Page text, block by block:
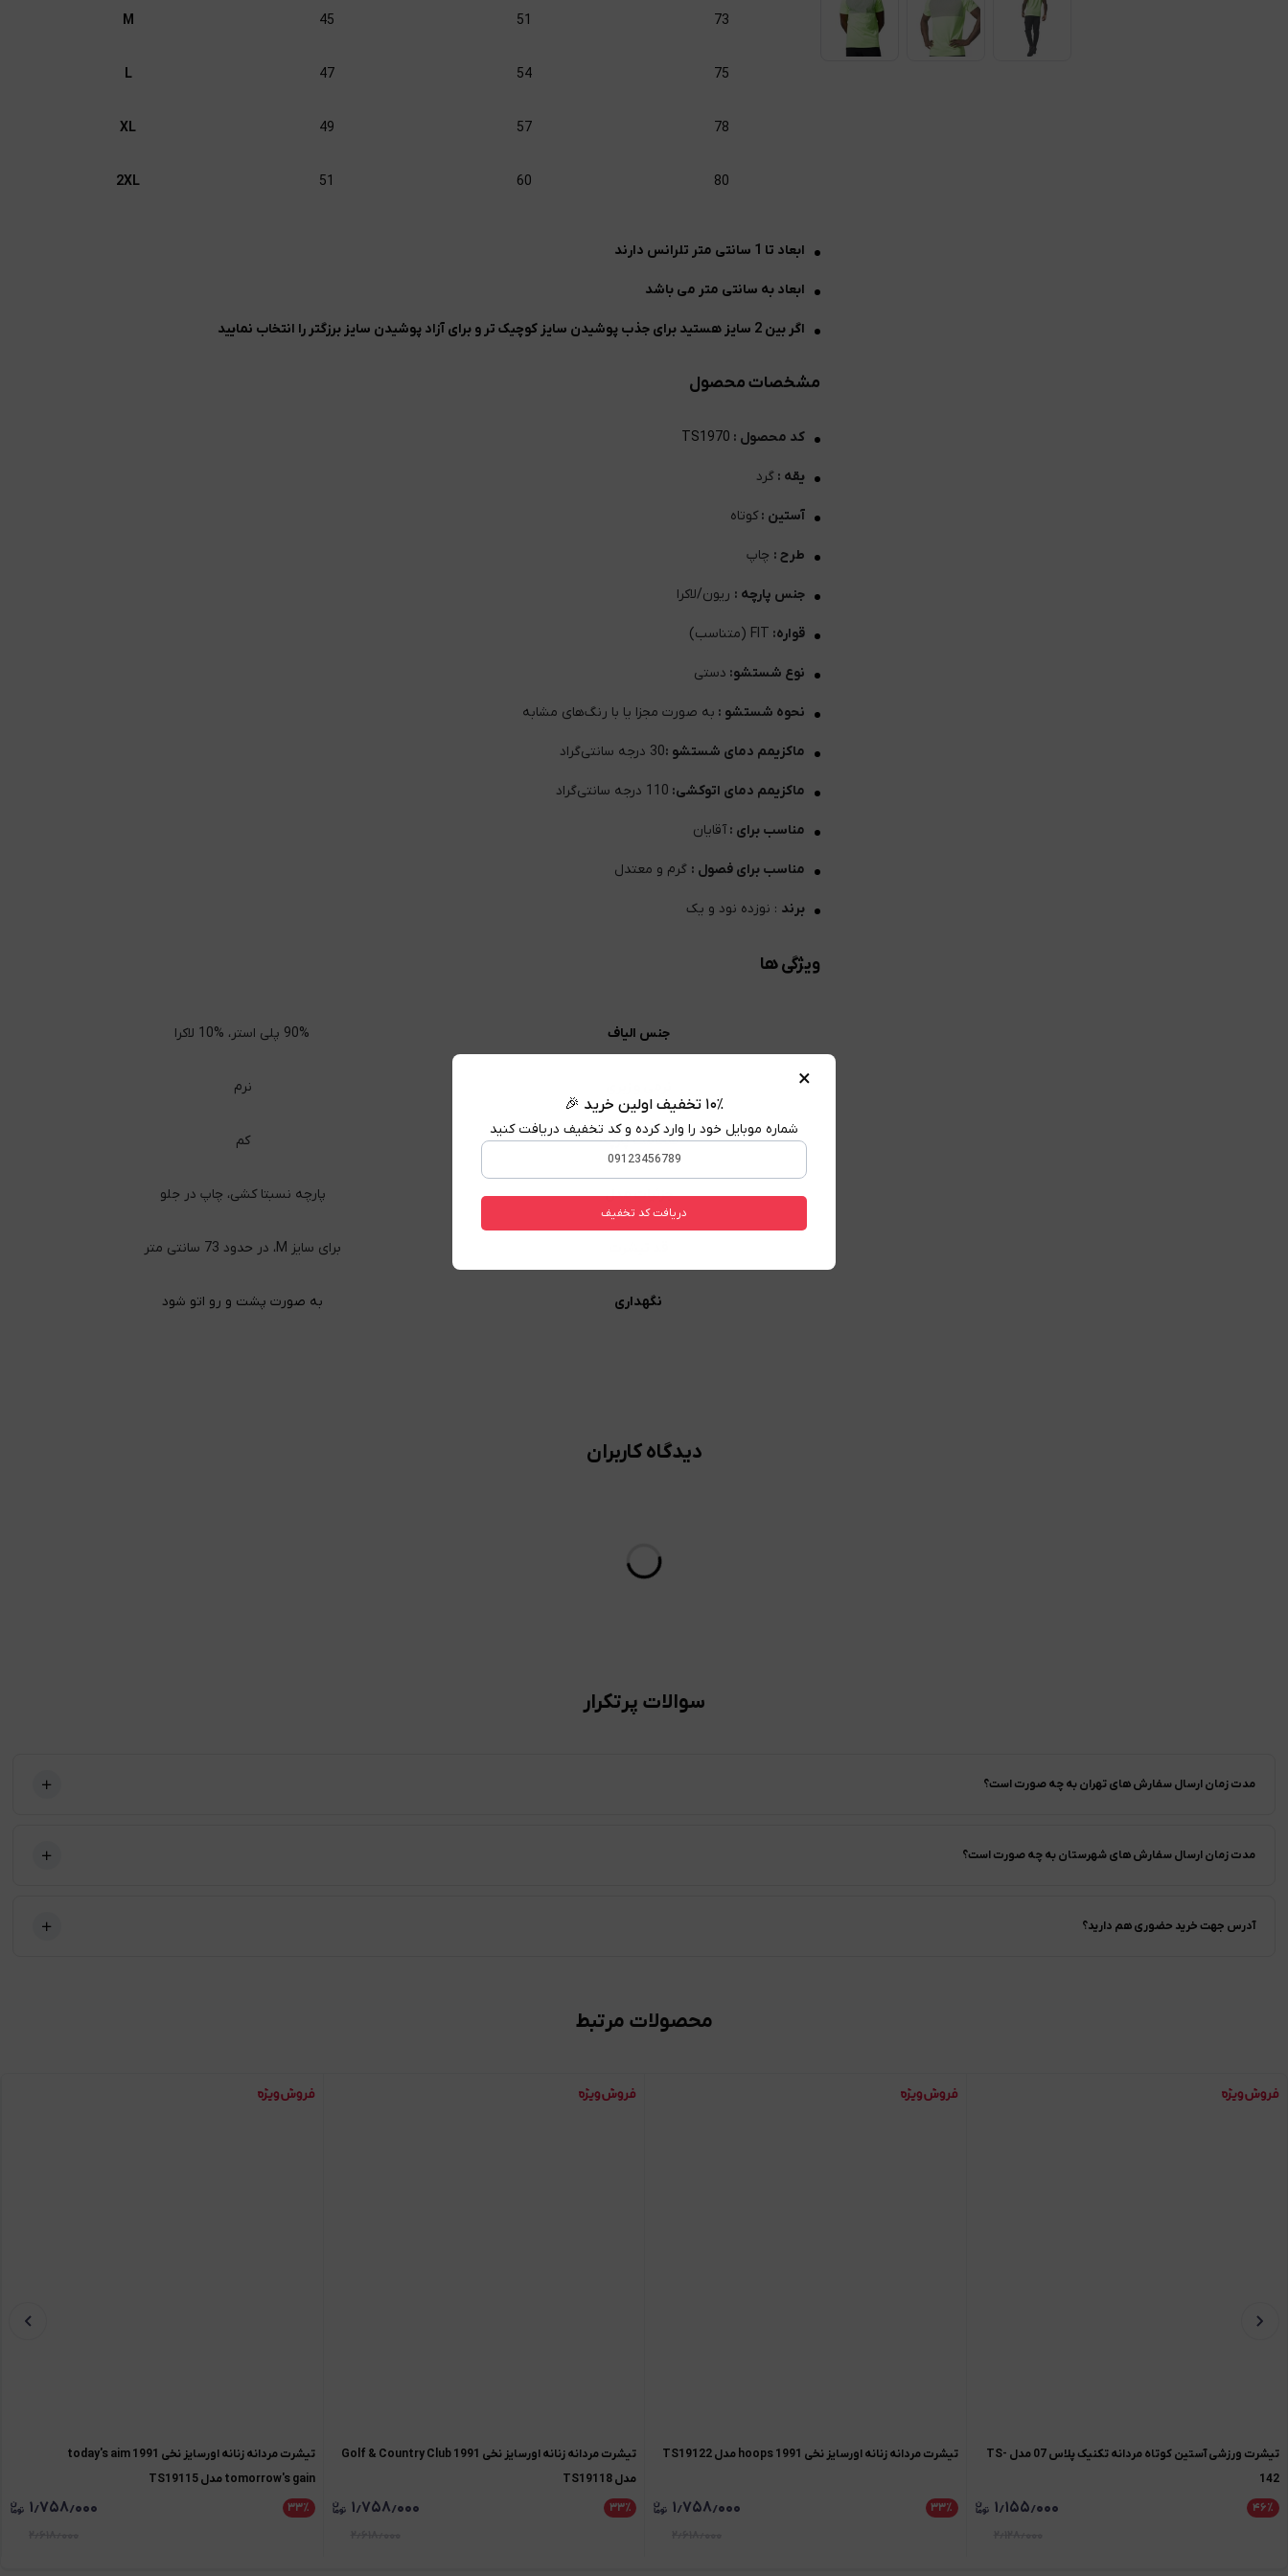
73
51
45
M
75
54
47
L
78
57
49
XL
80
60
51
2XL
ابعاد تا 1 سانتی متر تلرانس دارند
ابعاد به سانتی متر می باشد
اگر بین 2 سایز هستید برای جذب پوشیدن سایز کوچیک تر و برای آزاد پوشیدن سایز برزگتر را انتخاب نمایید
مشخصات محصول
کد محصول : TS1970
یقه : گرد
آستین :کوتاه
طرح : چاپ
جنس پارچه : ریون/لاکرا
قواره: FIT (متناسب)
نوع شستشو: دستی
نحوه شستشو : به صورت مجزا یا با رنگ‌های مشابه
ماکزیمم دمای شستشو :30 درجه سانتی‌گراد
ماکزیمم دمای اتوکشی: 110 درجه سانتی‌گراد
مناسب برای :آقایان
مناسب برای فصول : گرم و معتدل
برند : نوزده نود و یک
ویژگی ها
جنس الیاف
نرم
ضخامت پارچه کم
جزئیات مدل پارچه نسبتا کشی، چاپ در جلو
برای سایز M، در حدود 73 سانتی متر
نگهداری به صورت پشت و رو اتو شود
دیدگاه کاربران
سوالات پرتکرار
مدت زمان ارسال سفارش های تهران به چه صورت است؟
مدت زمان ارسال سفارش های شهرستان به چه صورت است؟
آدرس جهت خرید حضوری هم دارید؟
محصولات مرتبط
تیشرت ورزشی آستین کوتاه مردانه تکنیک پلاس 07 مدل TS-
142
۴۶٪ ۱٫۱۵۵٫۰۰۰
تیشرت مردانه زنانه اورسایز نخی 1991 hoops مدل TS19122
۳۳٪ ۱٫۷۵۸٫۰۰۰
تیشرت مردانه زنانه اورسایز نخی 1991 Golf & Country Club
مدل TS19118
۳۳٪ ۱٫۷۵۸٫۰۰۰
تیشرت مردانه زنانه اورسایز نخی 1991 today's aim
tomorrow's gain مدل TS19115
۳۳٪ ۱٫۷۵۸٫۰۰۰
×
۱۰٪ تخفیف اولین خرید 🎉
شماره موبایل خود را وارد کرده و کد تخفیف دریافت کنید
دریافت کد تخفیف